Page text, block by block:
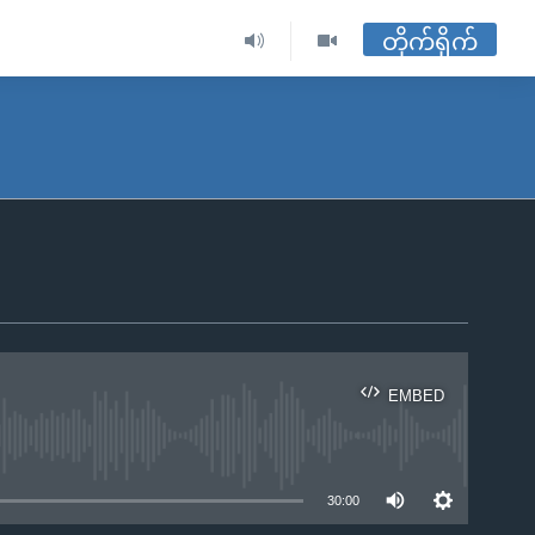
တိုက်ရိုက်
EMBED
30:00